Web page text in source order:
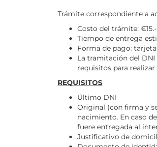
Trámite correspondiente a
Costo del trámite: €15.-
Tiempo de entrega
Forma de pago:
La tramitación del
requisitos para
REQUISITOS
Último DNI
Original (con firma y
nacimiento. En caso
fuere entregada al
Justificativo de